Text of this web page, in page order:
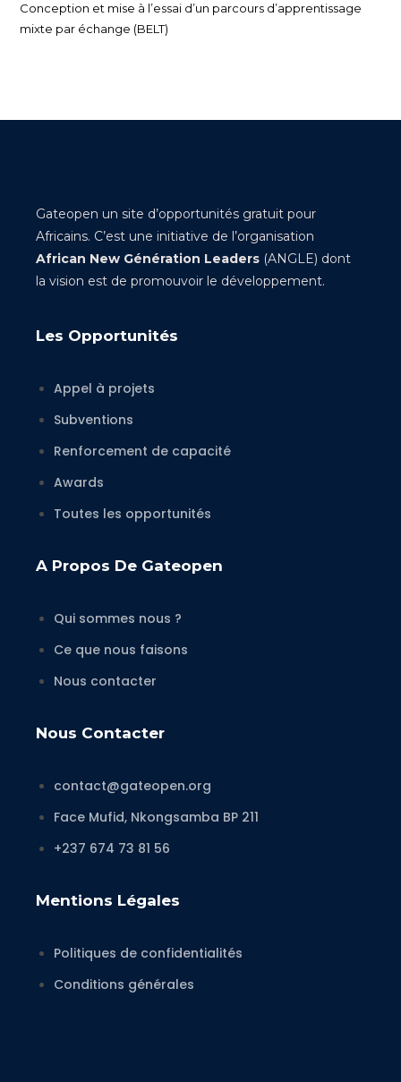
Conception et mise à l’essai d’un parcours d’apprentissage
mixte par échange (BELT)
Gateopen un site d’opportunités gratuit pour
Africains. C’est une initiative de l’organisation
African New Génération Leaders (ANGLE) dont
la vision est de promouvoir le développement.
Les Opportunités
Appel à projets
Subventions
Renforcement de capacité
Awards
Toutes les opportunités
A Propos De Gateopen
Qui sommes nous ?
Ce que nous faisons
Nous contacter
Nous Contacter
contact@gateopen.org
Face Mufid, Nkongsamba BP 211
+237 674 73 81 56
Mentions Légales
Politiques de confidentialités
Conditions générales